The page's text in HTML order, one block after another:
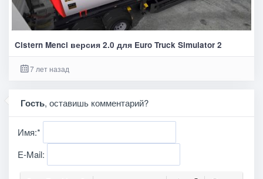
Cistern Menci версия 2.0 для Euro Truck Simulator 2
7 лет назад
Гость, оставишь комментарий?
Имя:*
E-Mail: